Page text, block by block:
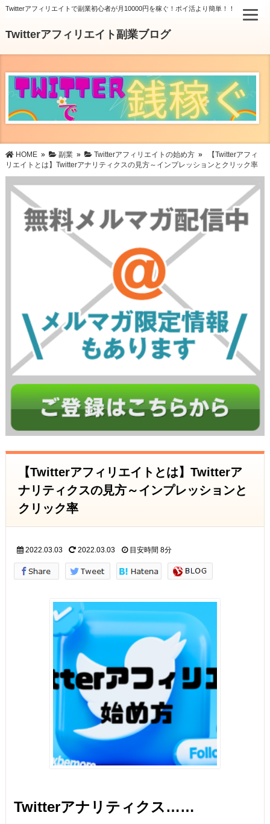
Twitterアフィリエイトで副業初心者が月10000円を稼ぐ！ポイ活より簡単！！
Twitterアフィリエイト副業ブログ
HOME» 副業» Twitterアフィリエイトの始め方»
【Twitterアフィ
リエイトとは】Twitterアナリティクスの見方～インプレッションとクリック率
【Twitterアフィリエイトとは】Twitterア
ナリティクスの見方～インプレッションと
クリック率
2022.03.03 2022.03.03 目安時間 8分
Twitterアナリティクス……